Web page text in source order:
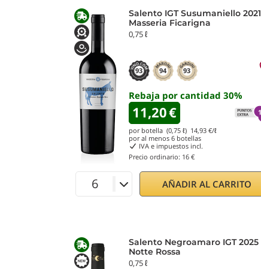
Salento IGT Susumaniello 2021
Masseria Ficarigna
0,75 ℓ
93 94 93
Rebaja por cantidad 30%
11,20€
por botella (0,75 ℓ) 14,93 €/ℓ
por al menos 6 botellas
IVA e impuestos incl.
Precio ordinario: 16 €
AÑADIR AL CARRITO
Salento Negroamaro IGT 2025
Notte Rossa
0,75 ℓ